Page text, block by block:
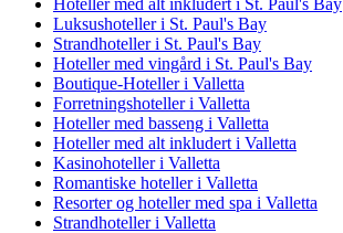
Luksushoteller i St. Paul's Bay
Strandhoteller i St. Paul's Bay
Hoteller med vingård i St. Paul's Bay
Boutique-Hoteller i Valletta
Forretningshoteller i Valletta
Hoteller med basseng i Valletta
Hoteller med alt inkludert i Valletta
Kasinohoteller i Valletta
Romantiske hoteller i Valletta
Resorter og hoteller med spa i Valletta
Strandhoteller i Valletta